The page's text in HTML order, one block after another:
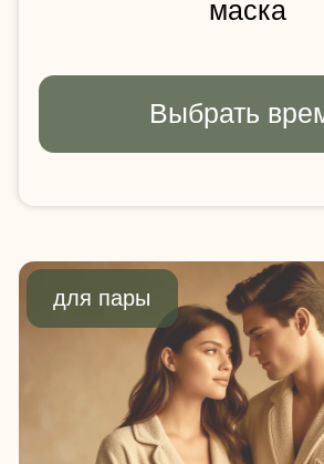
за компанию
Процедуры:
4 гостя
массаж лица + кремовая маска
для каждой
24 900 ₽